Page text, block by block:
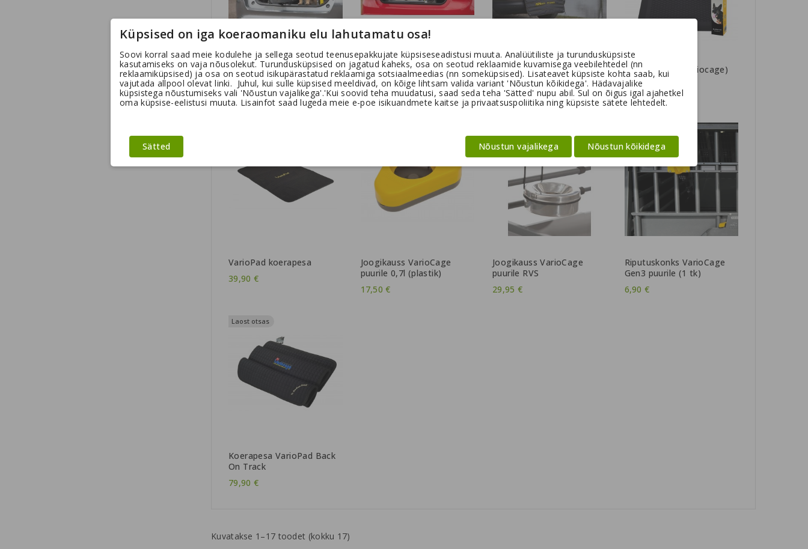
VarioCage Single Compact
L Gen3
569,00 €
VarioCage Single Compact
XL Gen3
553,50 €Tavahind
615,00 €
Põrkeraua kaitse MIMsafe
Cover
33,90 €
Silikoonmatt (Variocage)
puuri
35,00 €
VarioPad koerapesa
39,90 €
Joogikauss VarioCage
puurile 0,7l (plastik)
17,50 €
Joogikauss VarioCage
puurile RVS
29,95 €
Riputuskonks VarioCage
Gen3 puurile (1 tk)
6,90 €
Laost otsas
Koerapesa VarioPad Back
On Track
79,90 €
Kuvatakse 1–17 toodet (kokku 17)
Küpsised on iga koeraomaniku elu lahutamatu osa!
Soovi korral saad meie kodulehe ja sellega seotud teenusepakkujate küpsiseseadistusi muuta. Analüütiliste ja turundusküpsiste
kasutamiseks on vaja nõusolekut. Turundusküpsised on jagatud kaheks, osa on seotud reklaamide kuvamisega veebilehtedel (nn
reklaamiküpsised) ja osa on seotud isikupärastatud reklaamiga sotsiaalmeedias (nn someküpsised). Lisateavet küpsiste kohta saab, kui
vajutada allpool olevat linki. Juhul, kui sulle küpsised meeldivad, on kõige lihtsam valida variant 'Nõustun kõikidega'. Hädavajalike
küpsistega nõustumiseks vali 'Nõustun vajalikega'.'Kui soovid teha muudatusi, saad seda teha 'Sätted' nupu abil. Sul on õigus igal ajahetkel
oma küpsise-eelistusi muuta. Lisainfot saad lugeda meie e-poe isikuandmete kaitse ja privaatsuspoliitika ning küpsiste sätete lehtedelt.
Sätted Nõustun kõikidega
Nõustun vajalikega